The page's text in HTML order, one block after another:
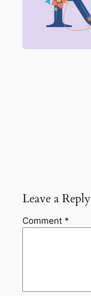
Leave a Reply
Comment *